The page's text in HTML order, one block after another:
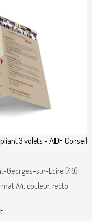
Georges-sur-Loire (49)
A4, couleur, recto